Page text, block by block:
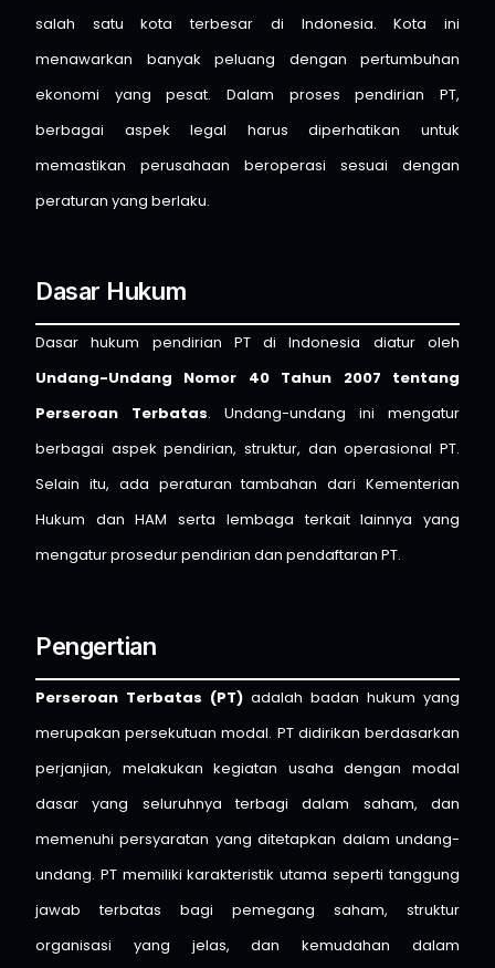
salah satu kota terbesar di Indonesia. Kota ini
menawarkan banyak peluang dengan pertumbuhan
ekonomi yang pesat. Dalam proses pendirian PT,
berbagai aspek legal harus diperhatikan untuk
memastikan perusahaan beroperasi sesuai dengan
peraturan yang berlaku.
Dasar Hukum
Dasar hukum pendirian PT di Indonesia diatur oleh
Undang-Undang Nomor 40 Tahun 2007 tentang
Perseroan Terbatas. Undang-undang ini mengatur
berbagai aspek pendirian, struktur, dan operasional PT.
Selain itu, ada peraturan tambahan dari Kementerian
Hukum dan HAM serta lembaga terkait lainnya yang
mengatur prosedur pendirian dan pendaftaran PT.
Pengertian
Perseroan Terbatas (PT) adalah badan hukum yang
merupakan persekutuan modal. PT didirikan berdasarkan
perjanjian, melakukan kegiatan usaha dengan modal
dasar yang seluruhnya terbagi dalam saham, dan
memenuhi persyaratan yang ditetapkan dalam undang-
undang. PT memiliki karakteristik utama seperti tanggung
jawab terbatas bagi pemegang saham, struktur
organisasi yang jelas, dan kemudahan dalam